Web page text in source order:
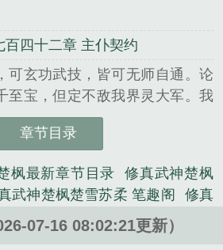
百四十二章 主仆契约
可玄功武技，皆可无师自通。论
至宝，但定不敌我界灵大军。我
修罗，却不知，我以修罗成武
章节目录
枫最新章节目录
修真武神楚枫
武神楚枫楚雪苏柔 笔趣阁
修真
网
修真武神楚枫楚雪苏柔免费
费 修真武神楚枫阅读全文
07-16 08:02:21更新）